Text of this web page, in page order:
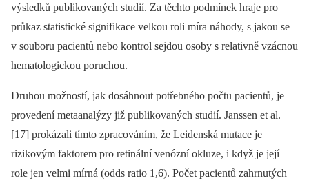
výsledků publikovaných studií. Za těchto podmínek hraje pro
průkaz statistické signifikace velkou roli míra náhody, s jakou se
v souboru pacientů nebo kontrol sejdou osoby s relativně vzácnou
hematologickou poruchou.
Druhou možností, jak dosáhnout potřebného počtu pacientů, je
provedení metaanalýzy již publikovaných studií. Janssen et al.
[17] prokázali tímto zpracováním, že Leidenská mutace je
rizikovým faktorem pro retinální venózní okluze, i když je její
role jen velmi mírná (odds ratio 1,6). Počet pacientů zahrnutých